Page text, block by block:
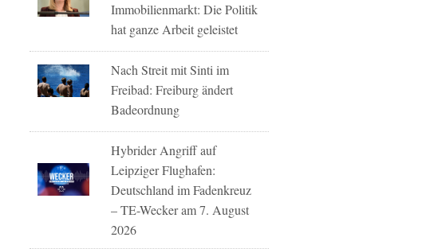
Immobilienmarkt: Die Politik
hat ganze Arbeit geleistet
Nach Streit mit Sinti im
Freibad: Freiburg ändert
Badeordnung
Hybrider Angriff auf
Leipziger Flughafen:
Deutschland im Fadenkreuz
– TE-Wecker am 7. August
2026